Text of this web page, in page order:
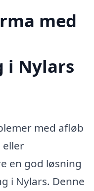
med
i Nylars
med afløb
eller
en god løsning
i Nylars. Denne